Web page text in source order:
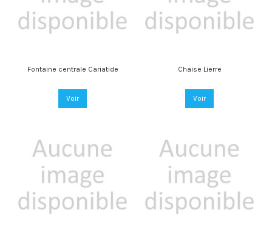
Fontaine centrale Cariatide
Voir
Chaise Lierre
Voir